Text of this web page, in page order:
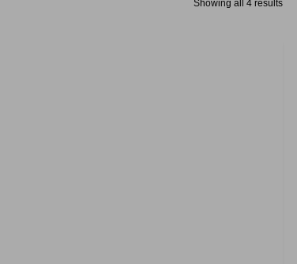
Showing all 4 results